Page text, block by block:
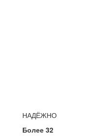
НАДЁЖНО
Более 32